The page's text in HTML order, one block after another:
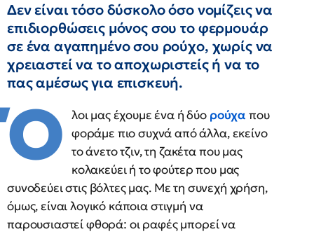
Δεν είναι τόσο δύσκολο όσο νομίζεις να
επιδιορθώσεις μόνος σου το φερμουάρ
σε ένα αγαπημένο σου ρούχο, χωρίς να
χρειαστεί να το αποχωριστείς ή να το
πας αμέσως για επισκευή.
Ό λοι μας έχουμε ένα ή δύο ρούχα που
φοράμε πιο συχνά από άλλα, εκείνο
το άνετο τζιν, τη ζακέτα που μας
κολακεύει ή το φούτερ που μας
συνοδεύει στις βόλτες μας. Με τη συνεχή χρήση,
όμως, είναι λογικό κάποια στιγμή να
παρουσιαστεί φθορά: οι ραφές μπορεί να